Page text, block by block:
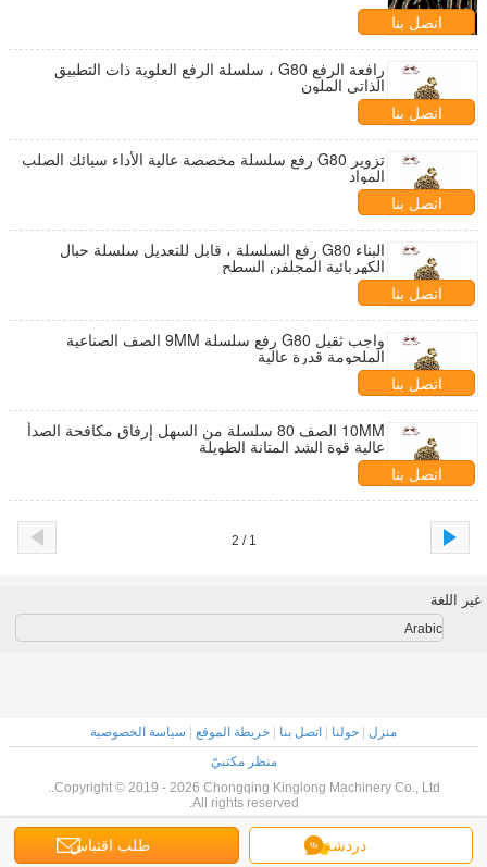
اتصل بنا
رافعة الرفع G80 ، سلسلة الرفع العلوية ذات التطبيق
الذاتي الملون
اتصل بنا
تزوير G80 رفع سلسلة مخصصة عالية الأداء سبائك الصلب
المواد
اتصل بنا
البناء G80 رفع السلسلة ، قابل للتعديل سلسلة حبال
الكهربائية المجلفن السطح
اتصل بنا
واجب ثقيل G80 رفع سلسلة 9MM الصف الصناعية
الملحومة قدرة عالية
اتصل بنا
10MM الصف 80 سلسلة من السهل إرفاق مكافحة الصدأ
عالية قوة الشد المتانة الطويلة
اتصل بنا
1 / 2
دردشة طلب اقتباس
غير اللغة
Arabic
منزل حولنا اتصل بنا خريطة الموقع
سياسة الخصوصية
منظر مكتبيّ
Copyright © 2019 - 2026 Chongqing Kinglong Machinery Co., Ltd..
All rights reserved.